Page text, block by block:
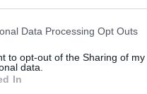
that this website/app uses
to your visit or usage
consent to Google and its
for below specified
Data Processing Opt Outs
to opt-out of the Sharing of my
data.
In
az már tavasz?